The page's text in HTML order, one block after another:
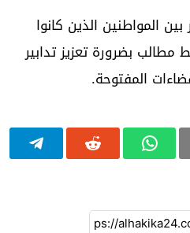
المواطنين الذين كانوا
مطالب بضرورة تعزيز تدابير
المفتوحة.